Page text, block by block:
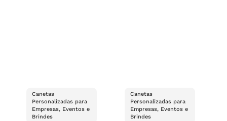
Canetas
Personalizadas para
Empresas, Eventos e
Brindes
Canetas
Personalizadas para
Empresas, Eventos e
Brindes